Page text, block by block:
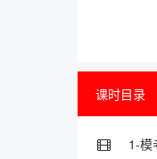
课时目录
1-模